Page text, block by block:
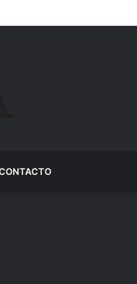
ainda é motivo de choro